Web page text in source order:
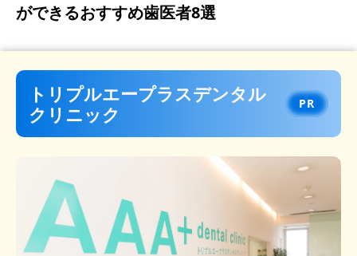
豊岡ヘルシー歯科クリニック
ができるおすすめ歯医者8選
トリプルエープラスデンタル
クリニック